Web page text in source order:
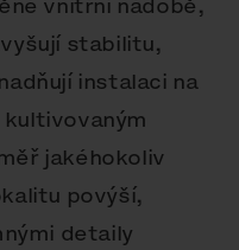
stabilitu,
instalaci na
jakéhokoliv
povýší,
detaily